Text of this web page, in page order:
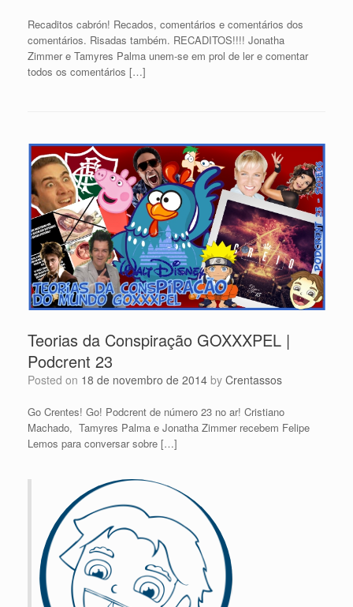
Recaditos cabrón! Recados, comentários e comentários dos
comentários. Risadas também. RECADITOS!!!! Jonatha
Zimmer e Tamyres Palma unem-se em prol de ler e comentar
todos os comentários […]
Teorias da Conspiração GOXXXPEL |
Podcrent 23
Posted on 18 de novembro de 2014 by Crentassos
Go Crentes! Go! Podcrent de número 23 no ar! Cristiano
Machado, Tamyres Palma e Jonatha Zimmer recebem Felipe
Lemos para conversar sobre […]